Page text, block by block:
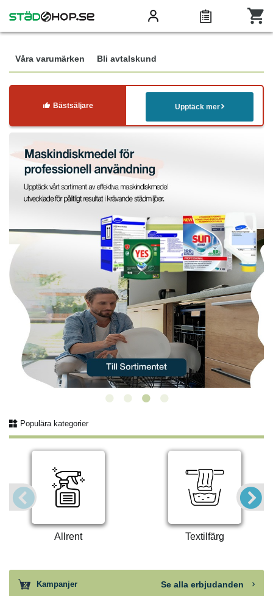
Våra varumärken Bli avtalskund
Bästsäljare Upptäck mer
Populära kategorier
Allrent Textilfärg
Kampanjer Se alla erbjudanden